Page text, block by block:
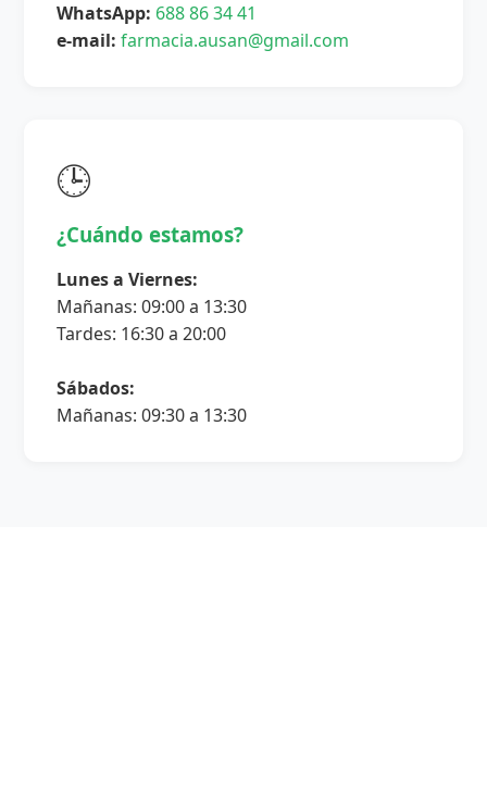
WhatsApp: 688 86 34 41
e-mail: farmacia.ausan@gmail.com
🕒
¿Cuándo estamos?
Lunes a Viernes:
Mañanas: 09:00 a 13:30
Tardes: 16:30 a 20:00
Sábados:
Mañanas: 09:30 a 13:30